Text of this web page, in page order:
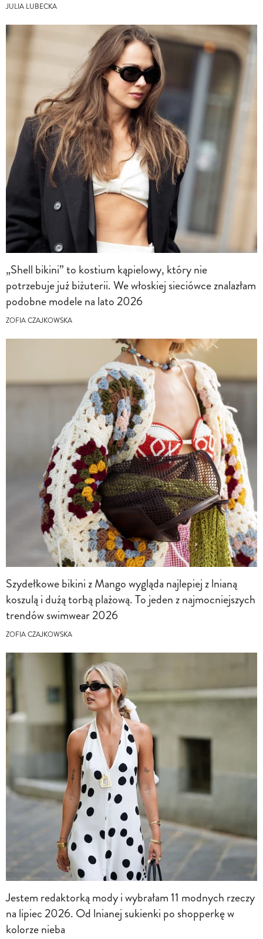
JULIA LUBECKA
„Shell bikini” to kostium kąpielowy, który nie
potrzebuje już biżuterii. We włoskiej sieciówce znalazłam
podobne modele na lato 2026
ZOFIA CZAJKOWSKA
Szydełkowe bikini z Mango wygląda najlepiej z lnianą
koszulą i dużą torbą plażową. To jeden z najmocniejszych
trendów swimwear 2026
ZOFIA CZAJKOWSKA
Jestem redaktorką mody i wybrałam 11 modnych rzeczy
na lipiec 2026. Od lnianej sukienki po shopperkę w
kolorze nieba